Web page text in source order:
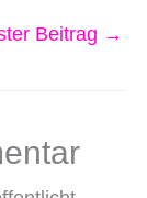
Beitrag →